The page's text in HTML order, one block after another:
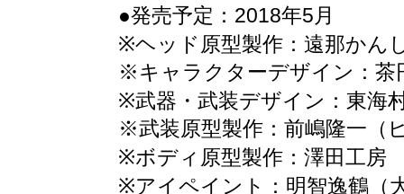
●発売予定：2018年5月
※ヘッド原型製作：遠那かん
※キャラクターデザイン：茶
※武器・武装デザイン：東海
※武装原型製作：前嶋隆一（
※ボディ原型製作：澤田工房
※アイペイント：明智逸鶴（